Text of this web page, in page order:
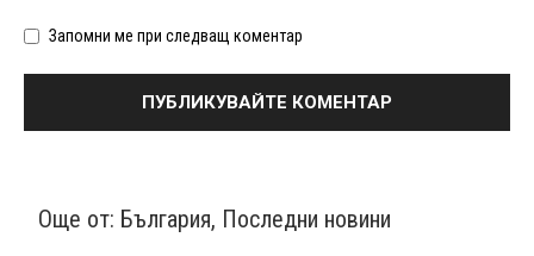
Запомни ме при следващ коментар
Още от: България, Последни новини